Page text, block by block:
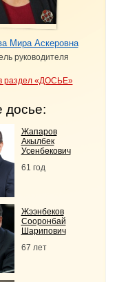
Мира Аскеровна
руководителя
раздел «ДОСЬЕ»
досье:
Жапаров
Акылбек
Усенбекович
61 год
Жээнбеков
Сооронбай
Шарипович
67 лет